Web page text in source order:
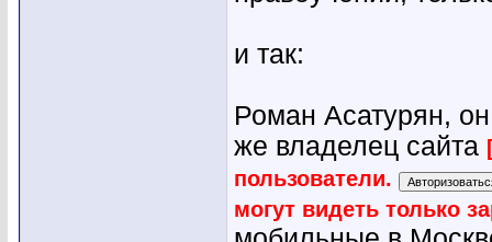
и так:
Роман Асатурян,
же владелец сайта
пользователи.
могут видеть только